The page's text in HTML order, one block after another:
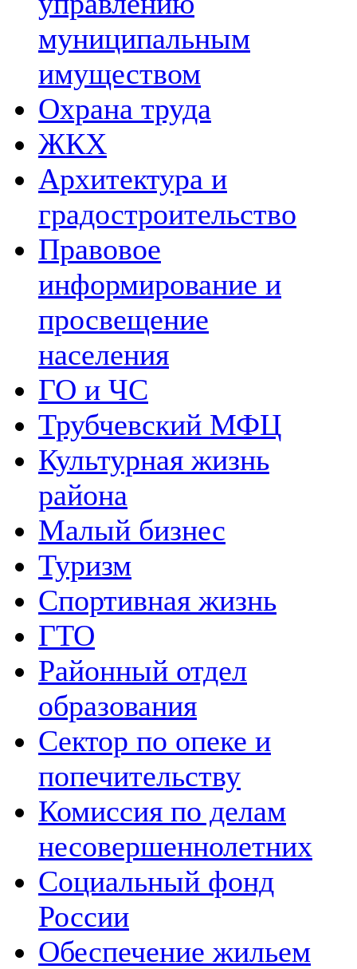
муниципальным
имуществом
Охрана труда
ЖКХ
Архитектура и
градостроительство
Правовое
информирование и
просвещение
населения
ГО и ЧС
Трубчевский МФЦ
Культурная жизнь
района
Малый бизнес
Туризм
Спортивная жизнь
ГТО
Районный отдел
образования
Сектор по опеке и
попечительству
Комиссия по делам
несовершеннолетних
Социальный фонд
России
Обеспечение жильем